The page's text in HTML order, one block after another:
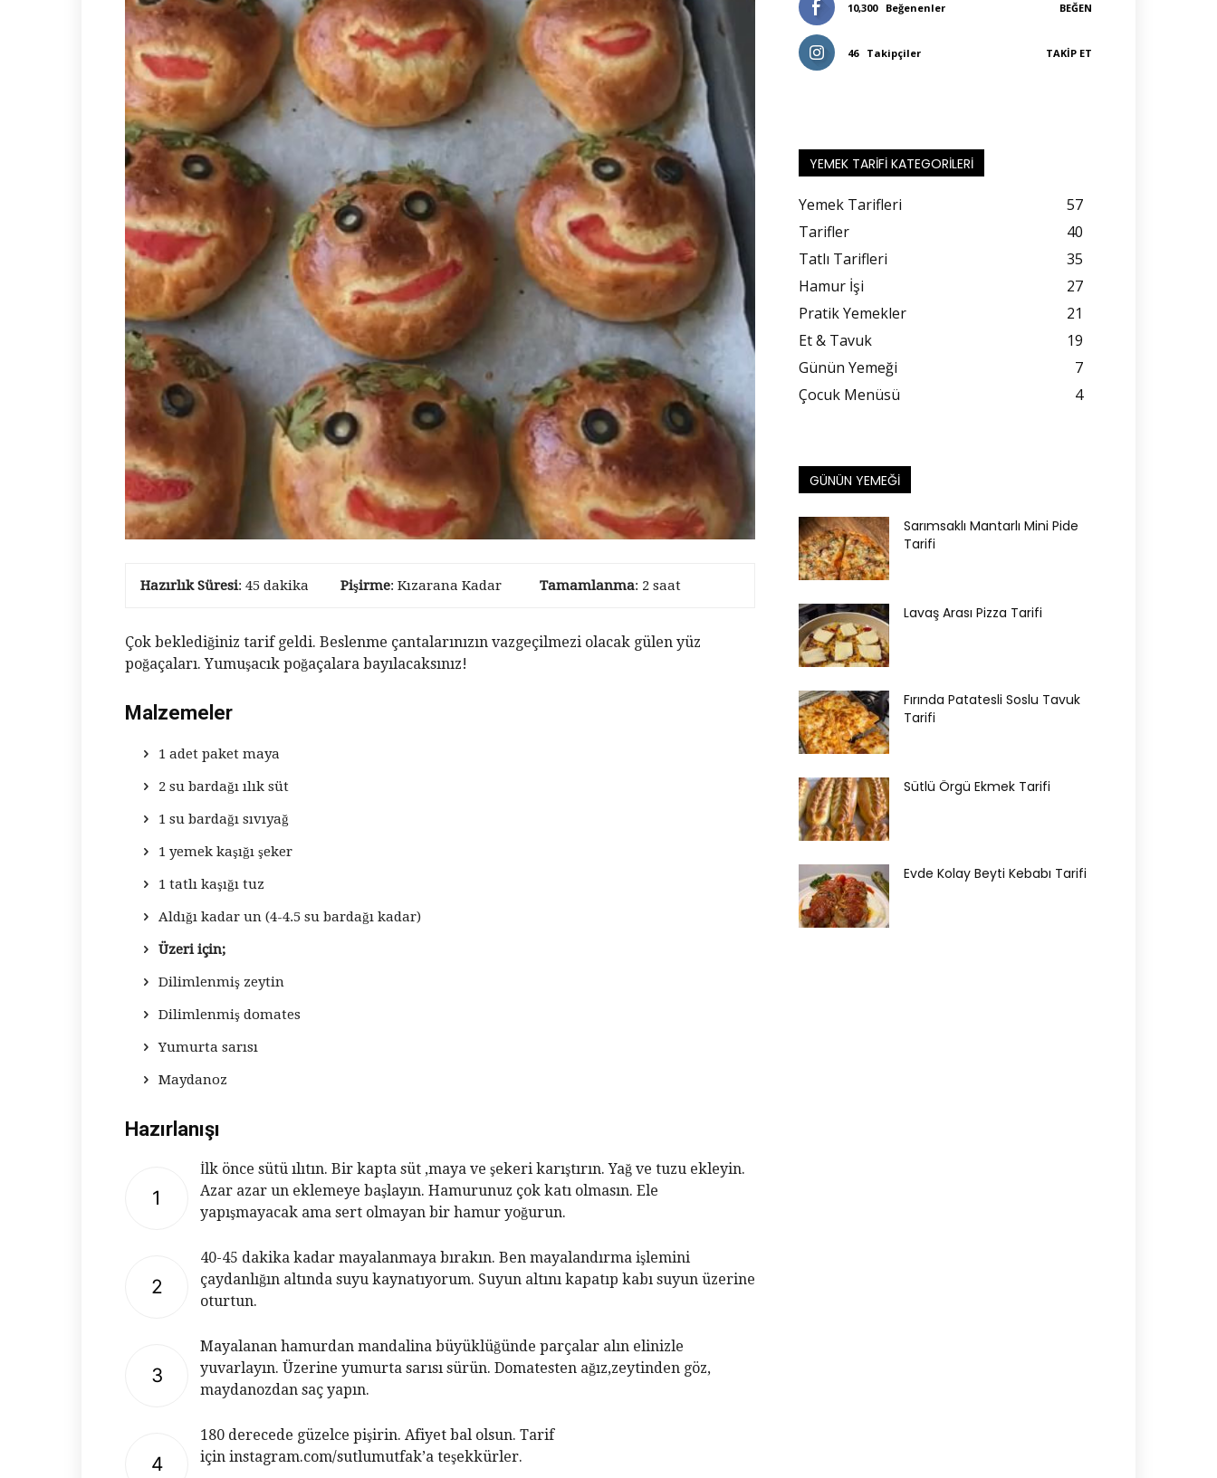
Hazırlık Süresi: 45 dakika Pişirme: Kızarana Kadar Tamamlanma: 2 saat
Çok beklediğiniz tarif geldi. Beslenme çantalarınızın vazgeçilmezi olacak gülen yüz
poğaçaları. Yumuşacık poğaçalara bayılacaksınız!
Malzemeler
1 adet paket maya
2 su bardağı ılık süt
1 su bardağı sıvıyağ
1 yemek kaşığı şeker
1 tatlı kaşığı tuz
Aldığı kadar un (4-4.5 su bardağı kadar)
Üzeri için;
Dilimlenmiş zeytin
Dilimlenmiş domates
Yumurta sarısı
Maydanoz
Hazırlanışı
1
İlk önce sütü ılıtın. Bir kapta süt ,maya ve şekeri karıştırın. Yağ ve tuzu ekleyin.
Azar azar un eklemeye başlayın. Hamurunuz çok katı olmasın. Ele
yapışmayacak ama sert olmayan bir hamur yoğurun.
2
40-45 dakika kadar mayalanmaya bırakın. Ben mayalandırma işlemini
çaydanlığın altında suyu kaynatıyorum. Suyun altını kapatıp kabı suyun üzerine
oturtun.
3
Mayalanan hamurdan mandalina büyüklüğünde parçalar alın elinizle
yuvarlayın. Üzerine yumurta sarısı sürün. Domatesten ağız,zeytinden göz,
maydanozdan saç yapın.
4
180 derecede güzelce pişirin. Afiyet bal olsun. Tarif
için instagram.com/sutlumutfak’a teşekkürler.
10,300 Beğenenler BEĞEN
46 Takipçiler TAKIP ET
YEMEK TARIFI KATEGORILERI
Yemek Tarifleri
57
Tarifler
40
Tatlı Tarifleri
35
Hamur İşi
27
Pratik Yemekler
21
Et & Tavuk
19
Günün Yemeği
7
Çocuk Menüsü
4
GÜNÜN YEMEĞI
Sarımsaklı Mantarlı Mini Pide
Tarifi
Lavaş Arası Pizza Tarifi
Fırında Patatesli Soslu Tavuk
Tarifi
Sütlü Örgü Ekmek Tarifi
Evde Kolay Beyti Kebabı Tarifi